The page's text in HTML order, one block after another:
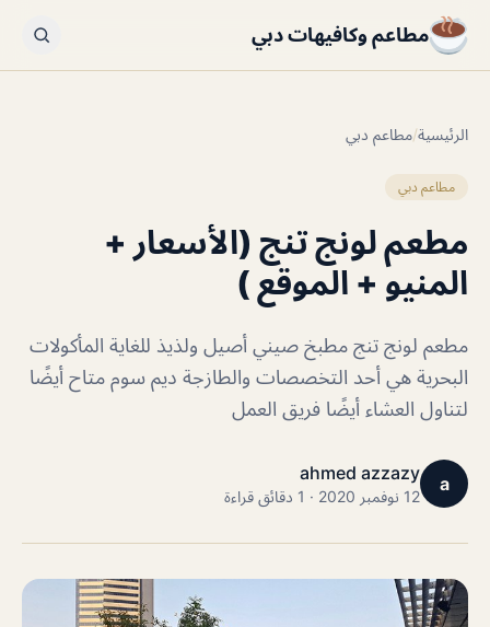
مطاعم وكافيهات دبي
الرئيسية/مطاعم دبي
مطاعم دبي
مطعم لونج تنج (الأسعار +
المنيو + الموقع )
مطعم لونج تنج مطبخ صيني أصيل ولذيذ للغاية المأكولات
البحرية هي أحد التخصصات والطازجة ديم سوم متاح أيضًا
لتناول العشاء أيضًا فريق العمل
a
ahmed azzazy
12 نوفمبر 2020 · 1 دقائق قراءة